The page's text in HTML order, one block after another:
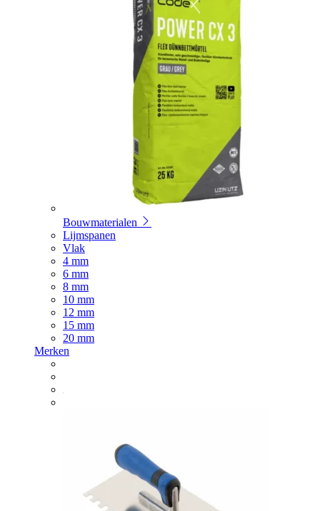
Bouwmaterialen
Lijmspanen
Vlak
4 mm
6 mm
8 mm
10 mm
12 mm
15 mm
20 mm
Merken